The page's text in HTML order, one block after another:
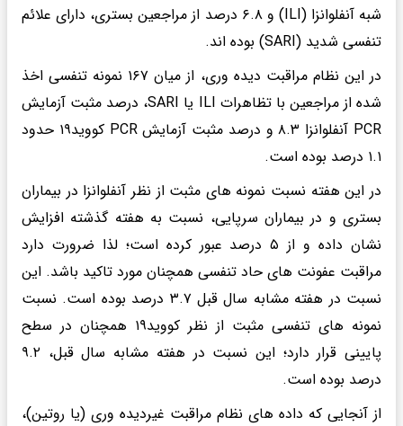
شبه آنفلوانزا (ILI) و ۶.۸ درصد از مراجعین بستری، دارای علائم
تنفسی شدید (SARI) بوده اند.
در این نظام مراقبت دیده وری، از میان ۱۶۷ نمونه تنفسی اخذ
شده از مراجعین با تظاهرات ILI یا SARI، درصد مثبت آزمایش
PCR آنفلوانزا ۸.۳ و درصد مثبت آزمایش PCR کووید۱۹ حدود
۱.۱ درصد بوده است.
در این هفته نسبت نمونه های مثبت از نظر آنفلوانزا در بیماران
بستری و در بیماران سرپایی، نسبت به هفته گذشته افزایش
نشان داده و از ۵ درصد عبور کرده است؛ لذا ضرورت دارد
مراقبت عفونت های حاد تنفسی همچنان مورد تاکید باشد. این
نسبت در هفته مشابه سال قبل ۳.۷ درصد بوده است. نسبت
نمونه های تنفسی مثبت از نظر کووید۱۹ همچنان در سطح
پایینی قرار دارد؛ این نسبت در هفته مشابه سال قبل، ۹.۲
درصد بوده است.
از آنجایی که داده های نظام مراقبت غیردیده وری (یا روتین)،